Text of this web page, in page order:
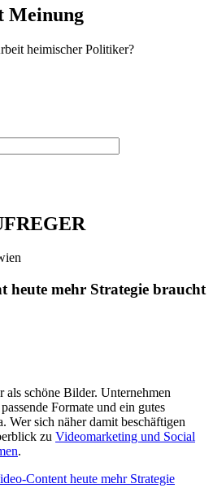
Meinung
heimischer Politiker?
heute mehr Strategie braucht
als schöne Bilder. Unternehmen
Formate und ein gutes
Wer sich näher damit beschäftigen
zu Videomarketing und Social
.
Content heute mehr Strategie